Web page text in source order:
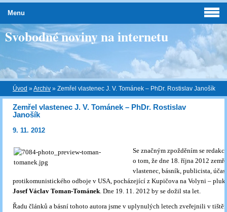
Svobodné noviny na internetu
Úvod »Archiv » Zemřel vlastenec J. V. Tománek – PhDr. Rostislav Janošík
Zemřel vlastenec J. V. Tománek – PhDr. Rostislav
Janošík
9. 11. 2012
Se značným zpožděním se
o tom, že dne 18. října 2012
vlastenec, básník, publicista,
protikomunistického odboje v USA, pocházející z Kupičova na Volyni –
Josef Václav Toman-Tománek. Dne 19. 11. 2012 by se dožil sta let.
Řadu článků a básní tohoto autora jsme v uplynulých letech zveřejnili v
Menu